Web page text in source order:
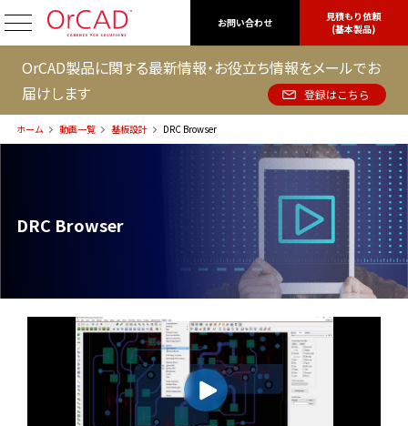
お問い合わせ
見積もり依頼
(基本製品)
OrCAD製品に関する最新情報・お役立ち情報をメールでお
届けします
登録はこちら
ホーム 動画一覧 基板設計 DRC Browser
DRC Browser